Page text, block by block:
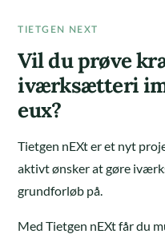
TIETGEN NEXT
Vil du prøve
iværksætteri
eux?
Tietgen nEXt er et nyt
aktivt ønsker at gøre
grundforløb på.
Med Tietgen nEXt får du